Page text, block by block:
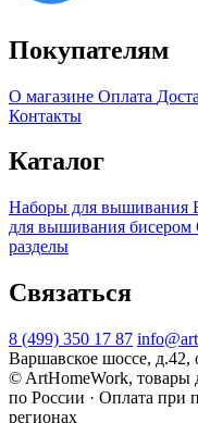
Покупателям
О магазине Оплата
Контакты
Каталог
Наборы для вышивания
для вышивания бисером
разделы
Связаться
8 (499) 350 17 87
Варшавское шоссе, д.42,
© ArtHomeWork, товары
по России · Оплата при
регионах